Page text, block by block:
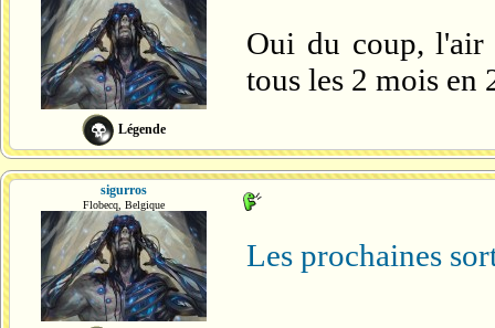
Légende
Oui du coup, l'air
tous les 2 mois en
sigurros
Flobecq, Belgique
Les prochaines